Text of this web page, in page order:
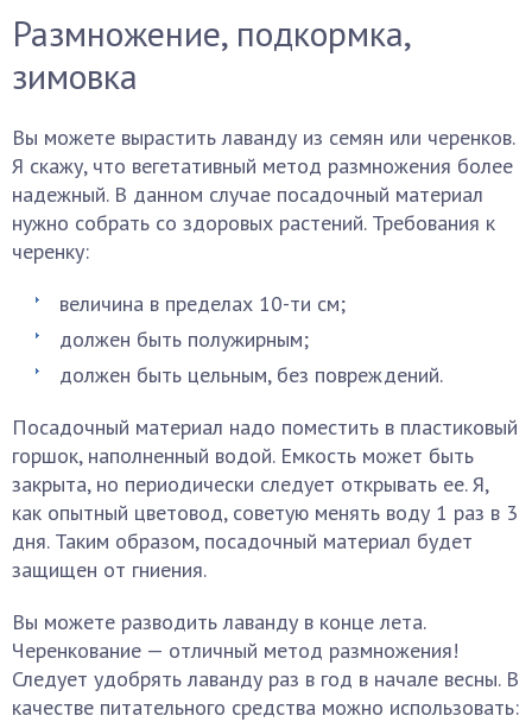
Размножение, подкормка,
зимовка
Вы можете вырастить лаванду из семян или черенков.
Я скажу, что вегетативный метод размножения более
надежный. В данном случае посадочный материал
нужно собрать со здоровых растений. Требования к
черенку:
величина в пределах 10-ти см;
должен быть полужирным;
должен быть цельным, без повреждений.
Посадочный материал надо поместить в пластиковый
горшок, наполненный водой. Емкость может быть
закрыта, но периодически следует открывать ее. Я,
как опытный цветовод, советую менять воду 1 раз в 3
дня. Таким образом, посадочный материал будет
защищен от гниения.
Вы можете разводить лаванду в конце лета.
Черенкование — отличный метод размножения!
Следует удобрять лаванду раз в год в начале весны. В
качестве питательного средства можно использовать: